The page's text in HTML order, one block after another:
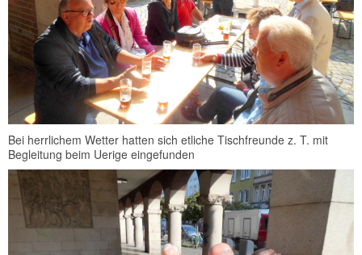
Bei herrlichem Wetter hatten sich etliche Tischfreunde z. T. mit
Begleitung beim Uerige eingefunden